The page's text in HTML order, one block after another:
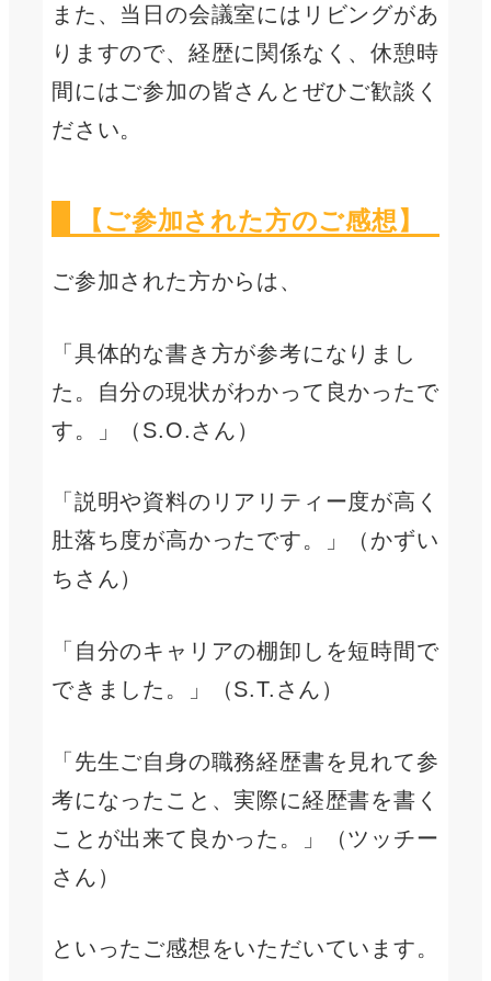
また、当日の会議室にはリビングがあ
りますので、経歴に関係なく、休憩時
間にはご参加の皆さんとぜひご歓談く
ださい。
【ご参加された方のご感想】
ご参加された方からは、
「具体的な書き方が参考になりまし
た。自分の現状がわかって良かったで
す。」（S.O.さん）
「説明や資料のリアリティー度が高く
肚落ち度が高かったです。」（かずい
ちさん）
「自分のキャリアの棚卸しを短時間で
できました。」（S.T.さん）
「先生ご自身の職務経歴書を見れて参
考になったこと、実際に経歴書を書く
ことが出来て良かった。」（ツッチー
さん）
といったご感想をいただいています。